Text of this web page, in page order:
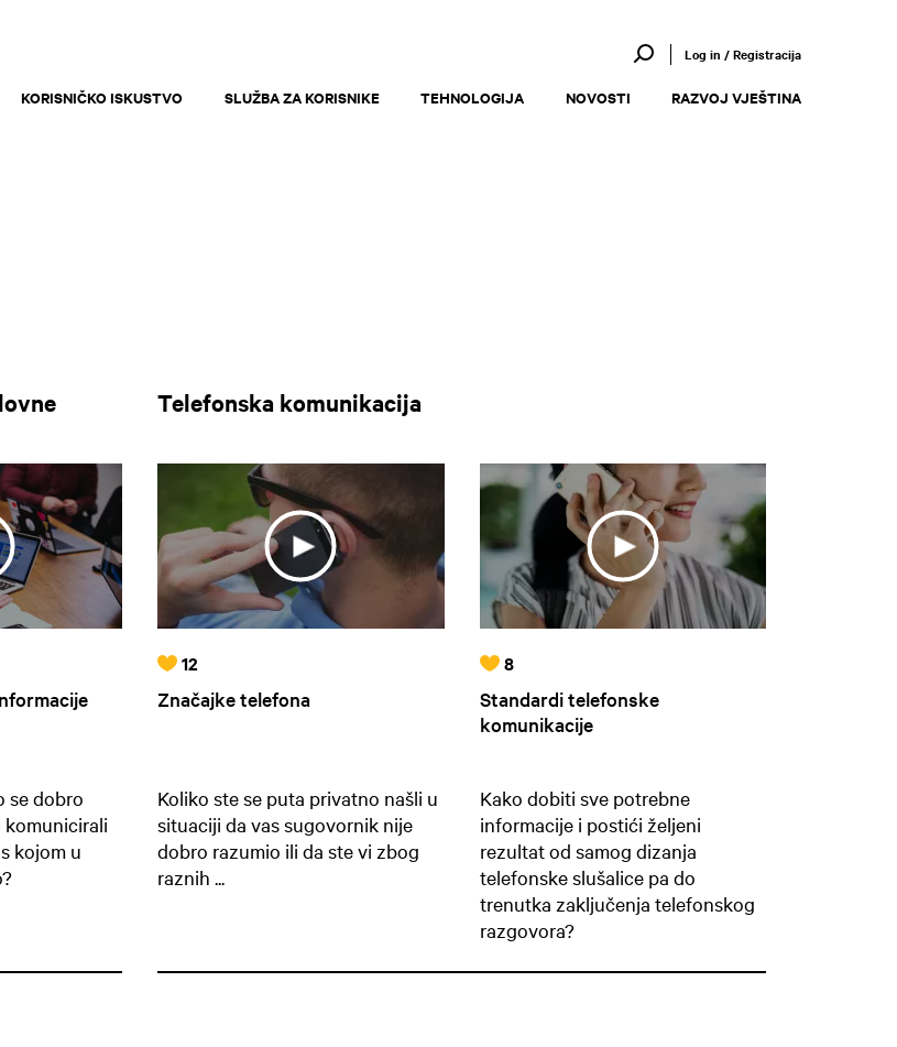
KORISNIČKO ISKUSTVO SLUŽBA ZA KORISNIKE TEHNOLOGIJA NOVOSTI RAZVOJ VJEŠTINA
Log in / Registracija
se dobro
komunicirali
kojom u
Telefonska komunikacija
12
Značajke telefona
Koliko ste se puta privatno našli u
situaciji da vas sugovornik nije
dobro razumio ili da ste vi zbog
raznih ...
8
Standardi telefonske
komunikacije
Kako dobiti sve potrebne
informacije i postići željeni
rezultat od samog dizanja
telefonske slušalice pa do
trenutka zaključenja telefonskog
razgovora?